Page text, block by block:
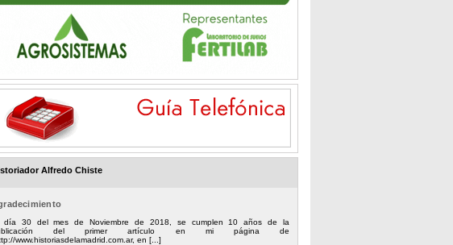
Alfredo Chiste
día 30 del mes de Noviembre de 2018, se cumplen 10 años de la
del primer artículo en mi página de
www.historiasdelamadrid.com.ar, en [...]